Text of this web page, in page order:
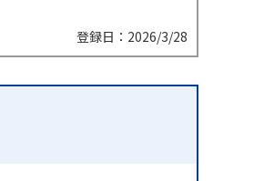
登録日：2026/3/28